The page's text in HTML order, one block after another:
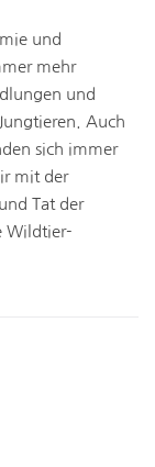
und
mehr
und
Auch
sich immer
mit der
Tat der
Wildtier-